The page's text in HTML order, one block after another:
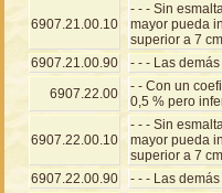
6907.21.00.10
- - - Sin
mayor pueda
superior a 7 cm
6907.21.00.90
- - - Las demás
6907.22.00
- - Con un
0,5 % pero
6907.22.00.10
- - - Sin
mayor pueda
superior a 7 cm
6907.22.00.90
- - - Las demás